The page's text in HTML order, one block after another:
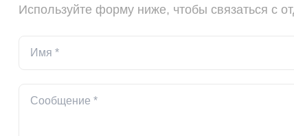
Используйте форму ниже, чтобы связаться с